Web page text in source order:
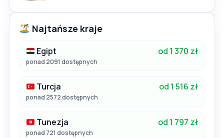
Najtańsze kraje
Egipt od 1 370 zł
ponad 2091 dostępnych
Turcja od 1 516 zł
ponad 2572 dostępnych
Tunezja od 1 797 zł
ponad 721 dostępnych